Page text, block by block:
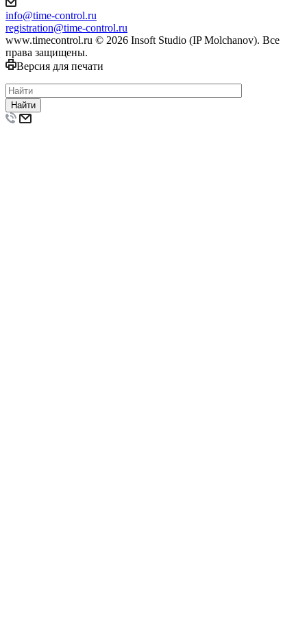
info@time-control.ru
registration@time-control.ru
www.timecontrol.ru © 2026 Insoft Studio (IP Molchanov). Все
права защищены.
Версия для печати
Найти